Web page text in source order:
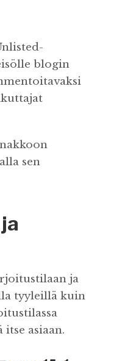
blogin
sen
ja
tyyleillä kuin
asiaan.